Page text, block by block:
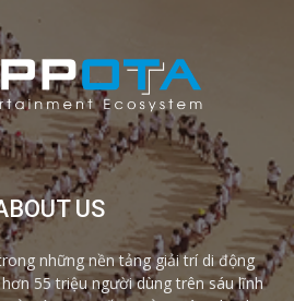
US
những nền tảng giải trí di động
55 triệu người dùng trên sáu lĩnh